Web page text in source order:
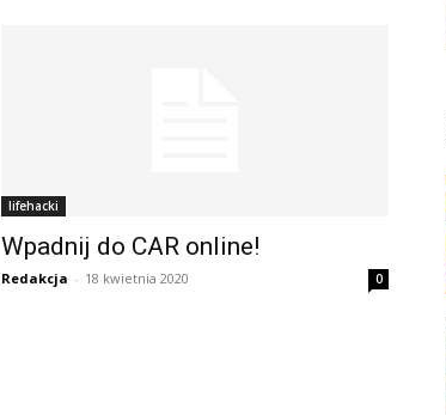
lifehacki
Wpadnij do CAR online!
Redakcja - 18 kwietnia 2020 0